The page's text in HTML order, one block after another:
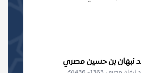
نبهان بن حسين مصري